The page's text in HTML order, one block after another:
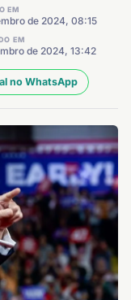
EM
de 2024, 08:15
EM
de 2024, 13:42
no WhatsApp